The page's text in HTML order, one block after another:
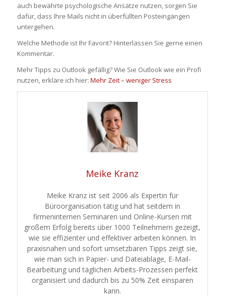
auch bewährte psychologische Ansätze nutzen, sorgen Sie
dafür, dass Ihre Mails nicht in überfüllten Posteingängen
untergehen.
Welche Methode ist Ihr Favorit? Hinterlassen Sie gerne einen
Kommentar.
Mehr Tipps zu Outlook gefällig? Wie Sie Outlook wie ein Profi
nutzen, erkläre ich hier: Mehr Zeit – weniger Stress
Meike Kranz
Meike Kranz ist seit 2006 als Expertin für
Büroorganisation tätig und hat seitdem in
firmeninternen Seminaren und Online-Kursen mit
großem Erfolg bereits über 1000 Teilnehmern gezeigt,
wie sie effizienter und effektiver arbeiten können. In
praxisnahen und sofort umsetzbaren Tipps zeigt sie,
wie man sich in Papier- und Dateiablage, E-Mail-
Bearbeitung und täglichen Arbeits-Prozessen perfekt
organisiert und dadurch bis zu 50% Zeit einsparen
kann.